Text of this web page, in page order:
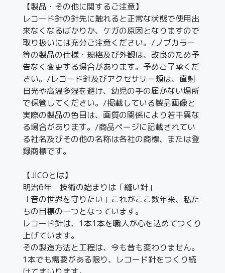
【製品・その他に関するご注意】
レコード針の針先に触れると正常な状態で使用出
来なくなるばかりか、ケガの原因となりますので
取り扱いには充分ご注意ください。/ノブカラー
等の製品の仕様・規格及び外観は、改良のため予
告なく変更する場合があります。予めご了承くだ
さい。/レコード針及びアクセサリー類は、直射
日光や高温多湿を避け、幼児の手の届かない場所
で保管してください。/掲載している製品画像と
実際の製品の色目は、画質の関係により若干異な
る場合があります。/商品ページに記載されてい
る社名及びその他の名称は各社の商標、または登
録商標です。
【JICOとは】
明治6年 技術の始まりは「縫い針」
「音の世界を守りたい」これがここ数年来、私た
ちの目標の一つとなっています。
レコード針は、1本1本を職人が心を込めてつくり
上げています。
その製造方法と工程は、今も昔も変わりません。
1本でも需要がある限り、レコード針をつくり続